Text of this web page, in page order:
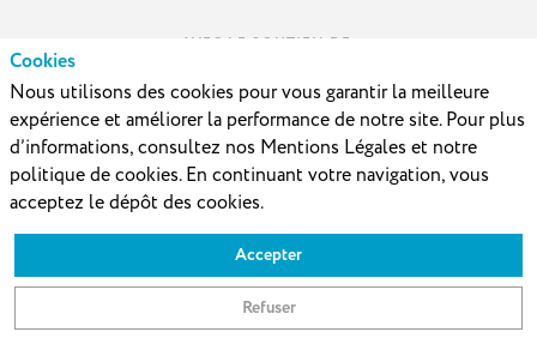
AVEC LE SOUTIEN DE
Contactez-nous Mentions légales
Cookies
Nous utilisons des cookies pour vous garantir la meilleure
expérience et améliorer la performance de notre site. Pour plus
d’informations, consultez nos Mentions Légales et notre
politique de cookies. En continuant votre navigation, vous
acceptez le dépôt des cookies.
Accepter
Refuser